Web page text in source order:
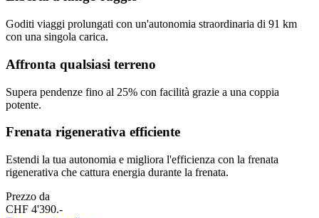
Goditi viaggi prolungati con un'autonomia straordinaria di 91 km
con una singola carica.
Affronta qualsiasi terreno
Supera pendenze fino al 25% con facilità grazie a una coppia
potente.
Frenata rigenerativa efficiente
Estendi la tua autonomia e migliora l'efficienza con la frenata
rigenerativa che cattura energia durante la frenata.
Prezzo da
CHF 4'390.-